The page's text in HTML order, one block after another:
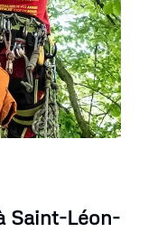
Saint-Léon-